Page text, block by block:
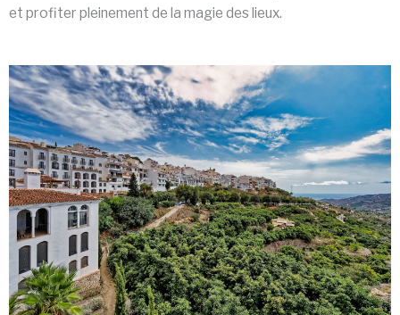
et profiter pleinement de la magie des lieux.